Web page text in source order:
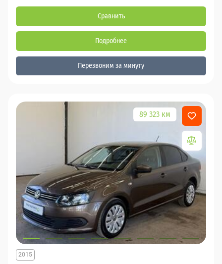
Сравнить
Подробнее
Перезвоним за минуту
89 323 км
2015